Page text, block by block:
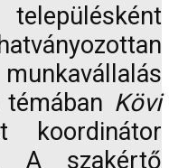
Kövi
A szakértő